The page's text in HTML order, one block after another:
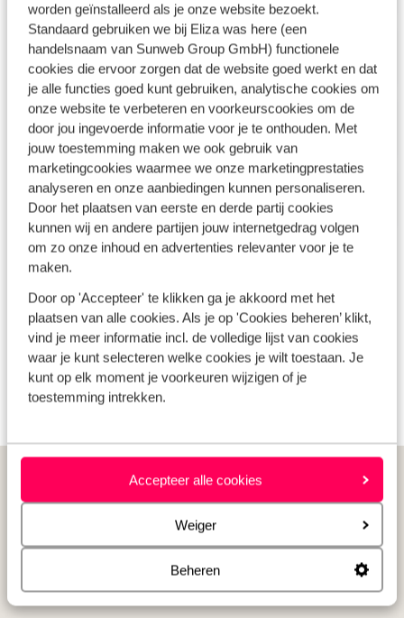
worden geïnstalleerd als je onze website bezoekt.
Standaard gebruiken we bij Eliza was here (een
handelsnaam van Sunweb Group GmbH) functionele
cookies die ervoor zorgen dat de website goed werkt en dat
je alle functies goed kunt gebruiken, analytische cookies om
onze website te verbeteren en voorkeurscookies om de
door jou ingevoerde informatie voor je te onthouden. Met
jouw toestemming maken we ook gebruik van
marketingcookies waarmee we onze marketingprestaties
analyseren en onze aanbiedingen kunnen personaliseren.
Door het plaatsen van eerste en derde partij cookies
kunnen wij en andere partijen jouw internetgedrag volgen
om zo onze inhoud en advertenties relevanter voor je te
maken.
Door op 'Accepteer' te klikken ga je akkoord met het
plaatsen van alle cookies. Als je op 'Cookies beheren’ klikt,
vind je meer informatie incl. de volledige lijst van cookies
waar je kunt selecteren welke cookies je wilt toestaan. Je
kunt op elk moment je voorkeuren wijzigen of je
toestemming intrekken.
Accepteer alle cookies
Weiger
Beheren
SUITSUIT
Afgelopen
Collistar
Afgelopen
Adventkalender
Afgelopen
Populaire landen
Vakantie Griekenland
Vakantie Spanje
Vakantie Italië
Vakantie Portugal